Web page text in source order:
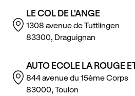
LE COL DE L'ANGE
1308 avenue de Tuttlingen
83300, Draguignan
AUTO ECOLE LA ROUGE
844 avenue du 15ème Corps
83000, Toulon